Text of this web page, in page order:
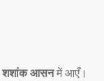
शशांक आसनमें आएँ।